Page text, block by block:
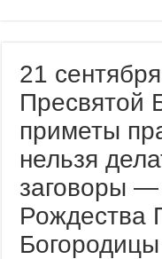
21
Пресвятой
приметы
нельзя
заговоры
Рождества
Богородицы